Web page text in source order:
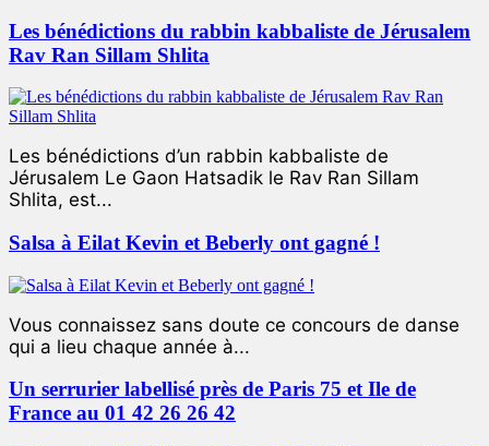
Les bénédictions du rabbin kabbaliste de Jérusalem
Rav Ran Sillam Shlita
Les bénédictions d’un rabbin kabbaliste de
Jérusalem Le Gaon Hatsadik le Rav Ran Sillam
Shlita, est...
Salsa à Eilat Kevin et Beberly ont gagné !
Vous connaissez sans doute ce concours de danse
qui a lieu chaque année à...
Un serrurier labellisé près de Paris 75 et Ile de
France au 01 42 26 26 42